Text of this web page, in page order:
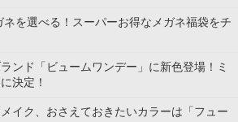
ネを選べる！スーパーお得なメガネ福袋をチ
ンド「ビュームワンデー」に新色登場！ミ
決定！
イク、おさえておきたいカラーは「フュー